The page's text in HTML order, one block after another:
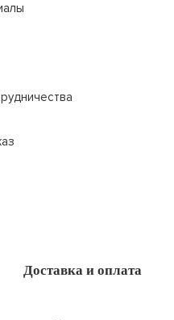
Доставка и оплата